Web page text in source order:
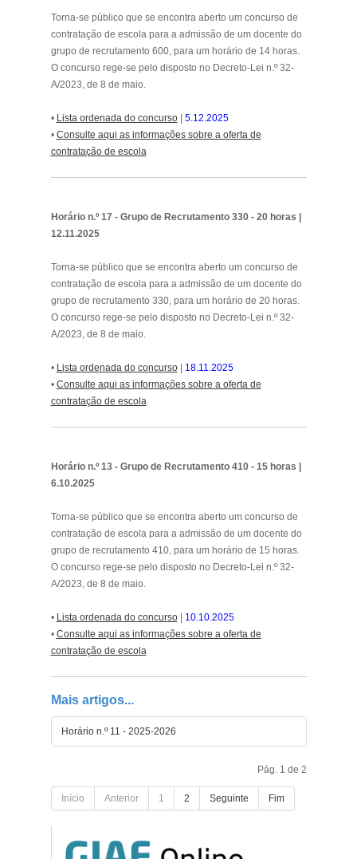
Torna-se público que se encontra aberto um concurso de
contratação de escola para a admissão de um docente do
grupo de recrutamento 600, para um horário de 14 horas.
O concurso rege-se pelo disposto no Decreto-Lei n.º 32-
A/2023, de 8 de maio.
• Lista ordenada do concurso| 5.12.2025
• Consulte aqui as informações sobre a oferta de
contratação de escola
Horário n.º 17 - Grupo de Recrutamento 330 - 20 horas |
12.11.2025
Torna-se público que se encontra aberto um concurso de
contratação de escola para a admissão de um docente do
grupo de recrutamento 330, para um horário de 20 horas.
O concurso rege-se pelo disposto no Decreto-Lei n.º 32-
A/2023, de 8 de maio.
• Lista ordenada do concurso| 18.11.2025
• Consulte aqui as informações sobre a oferta de
contratação de escola
Horário n.º 13 - Grupo de Recrutamento 410 - 15 horas |
6.10.2025
Torna-se público que se encontra aberto um concurso de
contratação de escola para a admissão de um docente do
grupo de recrutamento 410, para um horário de 15 horas.
O concurso rege-se pelo disposto no Decreto-Lei n.º 32-
A/2023, de 8 de maio.
• Lista ordenada do concurso| 10.10.2025
• Consulte aqui as informações sobre a oferta de
contratação de escola
Mais artigos...
Horário n.º 11 - 2025-2026
Pág. 1 de 2
Início Anterior 1 2 Seguinte Fim